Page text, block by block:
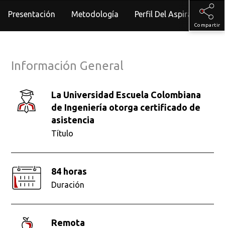
Presentación Metodología Perfil Del Aspirante
Compartir
Información General
La Universidad Escuela Colombiana
de Ingeniería otorga certificado de
asistencia
Título
84 horas
Duración
remota